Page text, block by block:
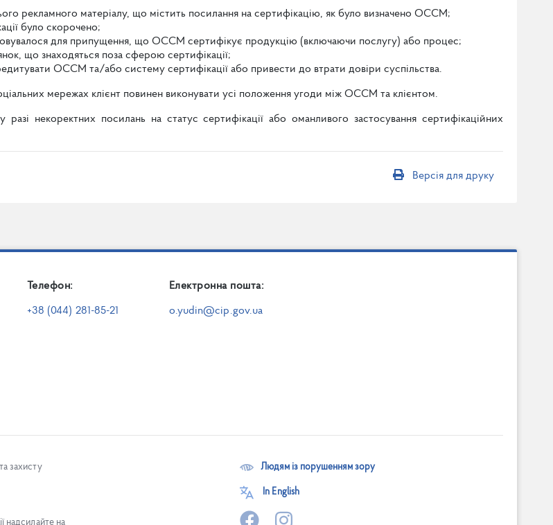
рекламного матеріалу, що містить посилання на сертифікацію, як було визначено ОССМ;
було скорочено;
для припущення, що ОССМ сертифікує продукцію (включаючи послугу) або процес;
що знаходяться поза сферою сертифікації;
ОССМ та/або систему сертифікації або привести до втрати довіри суспільства.
мережах клієнт повинен виконувати усі положення угоди між ОССМ та клієнтом.
некоректних посилань на статус сертифікації або оманливого застосування сертифікаційних
Версія для друку
Телефон:
+38 (044) 281-85-21
Електронна пошта:
o.yudin@cip.gov.ua
захисту
надсилайте на
Людям із порушенням зору
In English